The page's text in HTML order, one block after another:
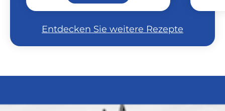
Entdecken Sie weitere Rezepte